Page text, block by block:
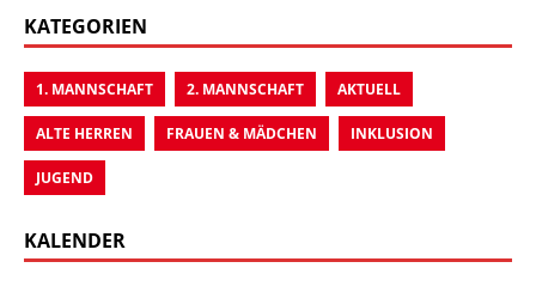
KATEGORIEN
1. MANNSCHAFT 2. MANNSCHAFT AKTUELL
ALTE HERREN FRAUEN & MÄDCHEN INKLUSION
JUGEND
KALENDER